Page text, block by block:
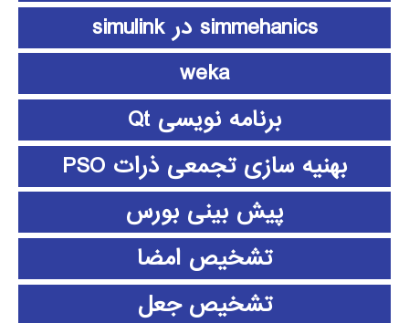
simmehanics در simulink
weka
برنامه نویسی Qt
بهنیه سازی تجمعی ذرات PSO
پیش بینی بورس
تشخیص امضا
تشخیص جعل